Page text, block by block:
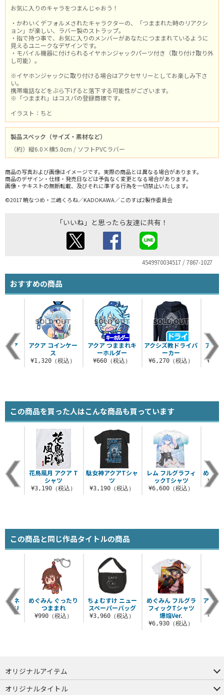
お気に入りのキャラをつまんじゃおう！
・かわいくデフォルメされたキャラクターの、「つままれた時のリアクシ
ョン」が楽しい、ラバー製のストラップ。
・指で持つ事で、お気に入りのメンバーがあなたにつままれているように
見えるユニークなデザインです。
・モバイル機器に付けられるイヤホンジャックパーツ付き（取り付け取り外
し可能）。
※イヤホンジャックに取り付ける場合はアクセサリーとしてお楽しみ下さ
い。
携帯電話などをぶら下げると落下する可能性がございます。
※「つままれ」はコスパの登録商標です。
イラスト：ちと
製品スペック（サイズ・素材など）
（約）縦6.0×横5.0cm / ソフトPVCラバー
商品の写真および画像はイメージです。実際の商品とは異なる場合があります。
商品のデザイン・仕様・発売日などは予告なく変更となる場合があります。
画像・テキストの無断転載、及びそれに準ずる行為を一切禁止いたします。
©2017 暁なつめ・三嶋くろね／KADOKAWA／このすば2製作委員会
「いいね」と思ったら友達に共有！
4549970034517 / 7867-1027
おすすめの商品
アクア つままれキ
ーホルダー
¥660（税込）
アクシズ教ドライパ
ーカー
¥6,270（税込）
アク
クア
ト
アクア コインケー
ス
¥1,320（税込）
この商品を買った人はこんな商品も買っています
駄女神アクアTシャ
ツ
¥3,190（税込）
レム フルグラフィ
ックTシャツ
¥6,600（税込）
めぐみ
花鳥風月 アクア T
シャツ
¥3,190（税込）
この商品と同じ作品タイトルの商品
ちょむすけ ニュー
スペーパーバッグ
¥3,960（税込）
めぐみん フルグラ
フィックTシャツ
爆焔Ver.
¥6,930（税込）
アクア
ワ
クネ
クリ
大）
めぐみん ぐったり
つままれ
¥990（税込）
オリジナルアイテム
つままれ
つかまれ
ピョコッテ
オリジナルタイトル